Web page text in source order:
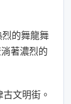
烈的舞龍舞
著濃烈的
文明街。